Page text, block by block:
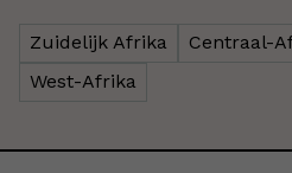
Zuidelijk Afrika Centraal-
West-Afrika